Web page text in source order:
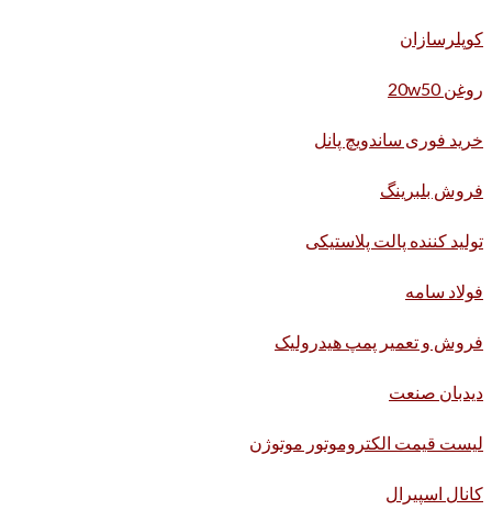
کوپلرسازان
روغن 20w50
خرید فوری ساندویچ پانل
فروش بلبرینگ
تولید کننده پالت پلاستیکی
فولاد سامه
فروش و تعمیر پمپ هیدرولیک
دیدبان صنعت
لیست قیمت الکتروموتور موتوژن
کانال اسپیرال